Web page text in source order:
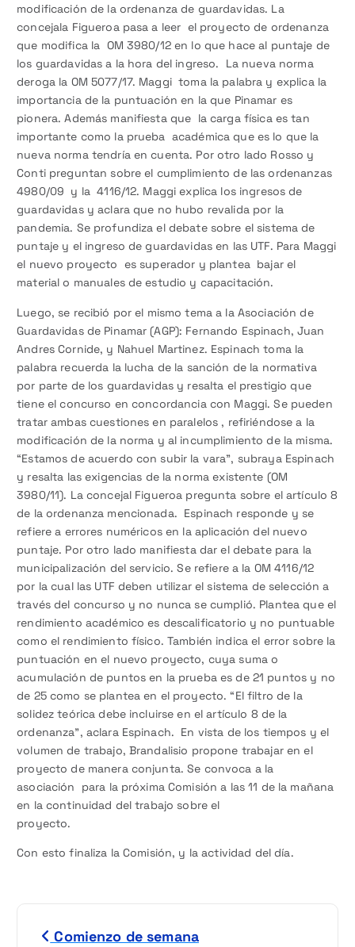
modificación de la ordenanza de guardavidas. La
concejala Figueroa pasa a leer el proyecto de ordenanza
que modifica la OM 3980/12 en lo que hace al puntaje de
los guardavidas a la hora del ingreso. La nueva norma
deroga la OM 5077/17. Maggi toma la palabra y explica la
importancia de la puntuación en la que Pinamar es
pionera. Además manifiesta que la carga física es tan
importante como la prueba académica que es lo que la
nueva norma tendría en cuenta. Por otro lado Rosso y
Conti preguntan sobre el cumplimiento de las ordenanzas
4980/09 y la 4116/12. Maggi explica los ingresos de
guardavidas y aclara que no hubo revalida por la
pandemia. Se profundiza el debate sobre el sistema de
puntaje y el ingreso de guardavidas en las UTF. Para Maggi
el nuevo proyecto es superador y plantea bajar el
material o manuales de estudio y capacitación.
Luego, se recibió por el mismo tema a la Asociación de
Guardavidas de Pinamar (AGP): Fernando Espinach, Juan
Andres Cornide, y Nahuel Martinez. Espinach toma la
palabra recuerda la lucha de la sanción de la normativa
por parte de los guardavidas y resalta el prestigio que
tiene el concurso en concordancia con Maggi. Se pueden
tratar ambas cuestiones en paralelos , refiriéndose a la
modificación de la norma y al incumplimiento de la misma.
“Estamos de acuerdo con subir la vara”, subraya Espinach
y resalta las exigencias de la norma existente (OM
3980/11). La concejal Figueroa pregunta sobre el artículo 8
de la ordenanza mencionada. Espinach responde y se
refiere a errores numéricos en la aplicación del nuevo
puntaje. Por otro lado manifiesta dar el debate para la
municipalización del servicio. Se refiere a la OM 4116/12
por la cual las UTF deben utilizar el sistema de selección a
través del concurso y no nunca se cumplió. Plantea que el
rendimiento académico es descalificatorio y no puntuable
como el rendimiento físico. También indica el error sobre la
puntuación en el nuevo proyecto, cuya suma o
acumulación de puntos en la prueba es de 21 puntos y no
de 25 como se plantea en el proyecto. “El filtro de la
solidez teórica debe incluirse en el artículo 8 de la
ordenanza”, aclara Espinach. En vista de los tiempos y el
volumen de trabajo, Brandalisio propone trabajar en el
proyecto de manera conjunta. Se convoca a la
asociación para la próxima Comisión a las 11 de la mañana
en la continuidad del trabajo sobre el
proyecto.
Con esto finaliza la Comisión, y la actividad del día.
Comienzo de semana